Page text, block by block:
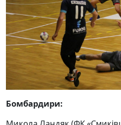
Бомбардири: